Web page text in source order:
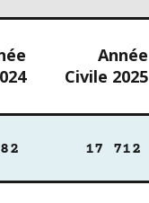
Année
Civile 2025
17 712